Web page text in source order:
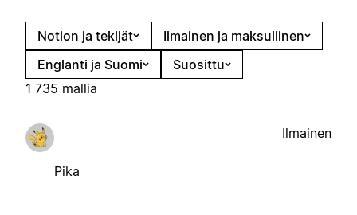
Notion ja tekijät
Ilmainen ja maksullinen
Englanti ja Suomi
Suosittu
1 735 mallia
Pika
Ilmainen